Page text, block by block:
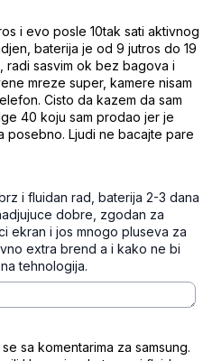
i evo posle 10tak sati aktivnog
baterija je od 9 jutros do 19
radi sasvim ok bez bagova i
mreze super, kamere nisam
Cisto da kazem da sam
40 koju sam prodao jer je
posebno. Ljudi ne bacajte pare
i fluidan rad, baterija 2-3 dana
dobre, zgodan za
ekran i jos mnogo pluseva za
extra brend a i kako ne bi
tehnologija.
sa komentarima za samsung.